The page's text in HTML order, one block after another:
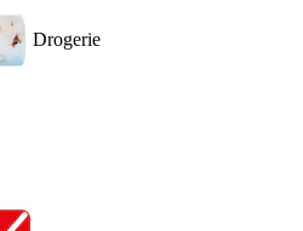
Drogerie